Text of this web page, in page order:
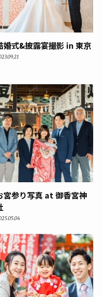
婚式&披露宴撮影 in 東京
宮参り写真 at 御香宮神